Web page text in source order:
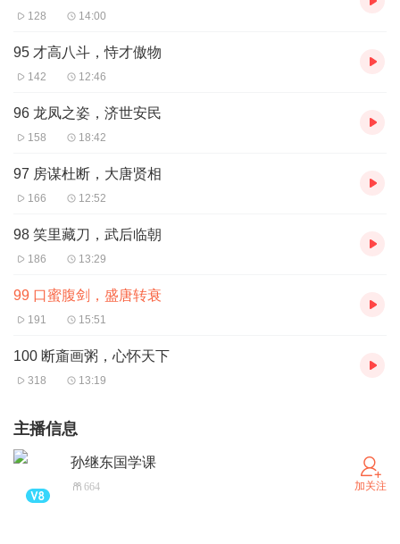
128 14:00
95 才高八斗，恃才傲物
142 12:46
96 龙凤之姿，济世安民
158 18:42
97 房谋杜断，大唐贤相
166 12:52
98 笑里藏刀，武后临朝
186 13:29
99 口蜜腹剑，盛唐转衰
191 15:51
100 断齑画粥，心怀天下
318 13:19
主播信息
孙继东国学课
664 加关注